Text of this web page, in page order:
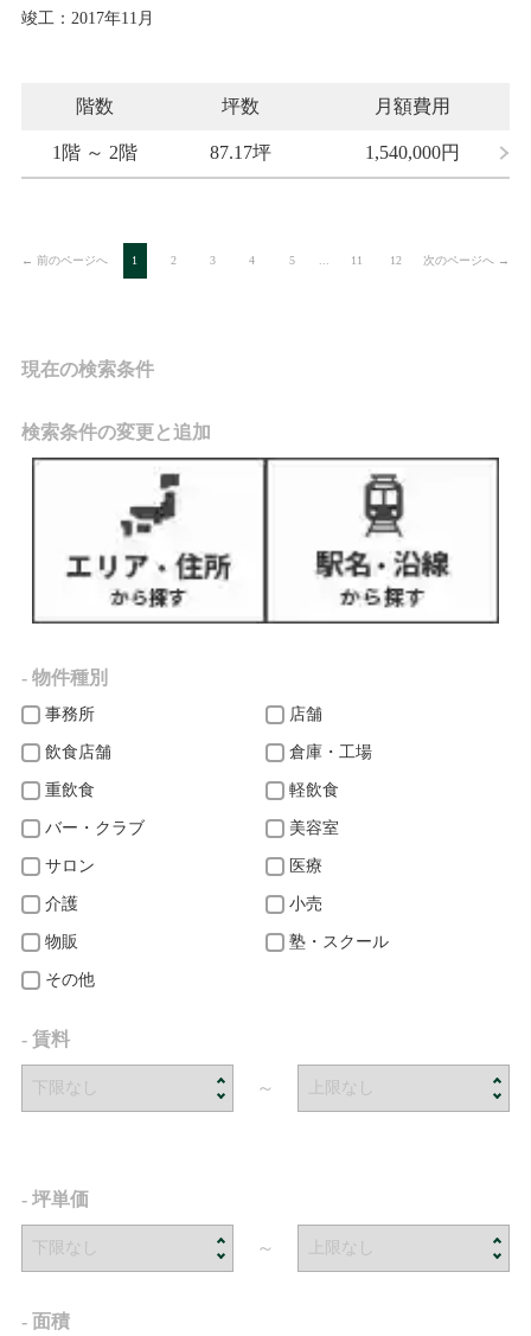
現在の検索条件
検索条件の変更と追加
- 物件種別
事務所 店舗
飲食店舗 倉庫・工場
重飲食 軽飲食
バー・クラブ 美容室
サロン 医療
介護 小売
物販 塾・スクール
その他
- 賃料
～
- 坪単価
～
- 面積
竣工：2017年11月
階数 坪数 月額費用
1階 ～ 2階 87.17坪 1,540,000円
← 前のページへ 1 2 3 4 5 ... 11 12 次のページへ →